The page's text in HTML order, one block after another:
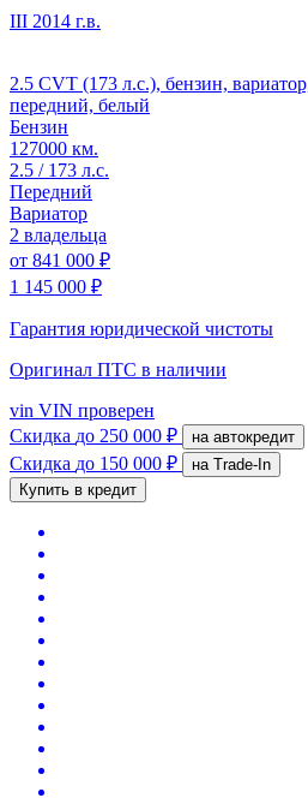
III 2014 г.в.
2.5 CVT (173 л.с.), бензин,
передний, белый
Бензин
127000 км.
2.5 / 173 л.с.
Передний
Вариатор
2 владельца
от 841 000 ₽
1 145 000 ₽
Гарантия юридической чистоты
Оригинал ПТС в наличии
vin VIN проверен
Скидка до 250 000 ₽ на автокредит
Скидка до 150 000 ₽
на Trade-In
Купить в кредит